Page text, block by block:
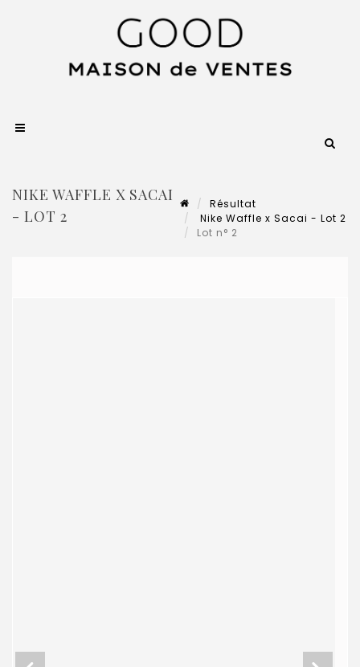
NIKE WAFFLE X SACAI
- LOT 2
Résultat
Nike Waffle x Sacai - Lot 2
Lot n° 2